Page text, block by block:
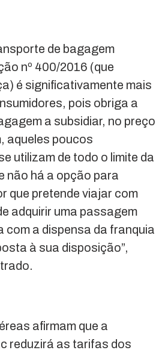
de bagagem
nº 400/2016 (que
é significativamente mais
pois obriga a
a subsidiar, no preço
aqueles poucos
utilizam de todo o limite da
não há a opção para
que pretende viajar com
adquirir uma passagem
com a dispensa da franquia
à sua disposição”,
afirmam que a
reduzirá as tarifas dos